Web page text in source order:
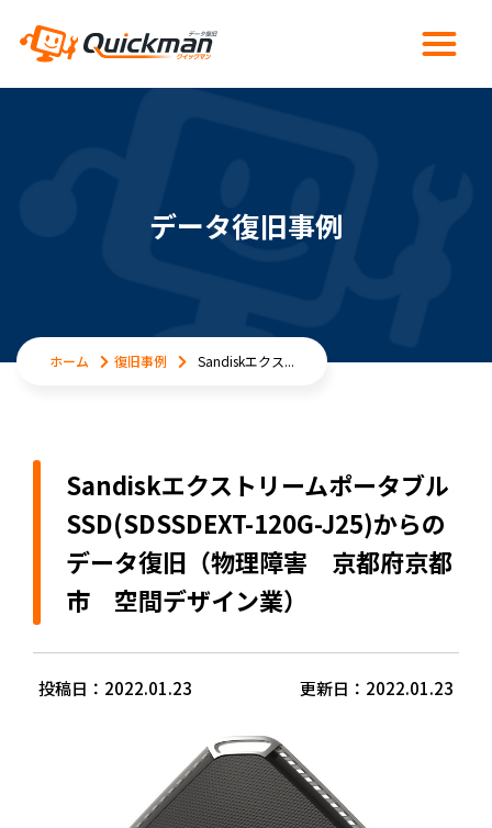
データ復旧事例
ホーム 復旧事例 Sandiskエクス...
Sandiskエクストリームポータブル
SSD(SDSSDEXT-120G-J25)からの
データ復旧（物理障害 京都府京都
市 空間デザイン業）
投稿日：2022.01.23 更新日：2022.01.23